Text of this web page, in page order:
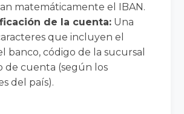
matemáticamente el IBAN.
de la cuenta: Una
que incluyen el
banco, código de la sucursal
de cuenta (según los
del país).